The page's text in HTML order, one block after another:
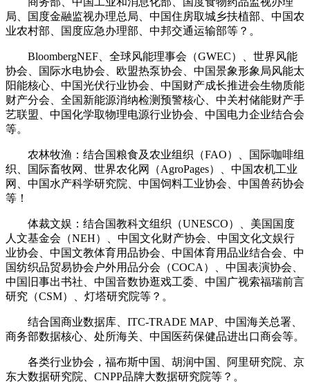
局、国度金融监视办理总局、中国住房取城乡扶植部、中国农
业农村部、国度应急办理部、中邦交通运输部等？。
BloombergNEF、全球风能理事会（GWEC）、世界风能
协会、国际水电协会、欧盟热泵协会、中国景象形象局风能太
阳能核心、中国光伏行业协会、中国财产成长推进会生物质能
财产分会、全国新能源消纳检测预警核心、中关村储能财产手
艺联盟、中国化学取物理电源行业协会、中国电力企业结合会
等。
农林牧渔：结合国粮食及农业组织（FAO）、国际咖啡组
织、国际畜牧网、世界农化网（AgroPages）、中国农机工业
网、中国水产科学研究院、中国饲料工业协会、中国兽药协会
等！
体裁文娱：结合国教科文组织（UNESCO）、美国国度
人文基金会（NEH）、中国文化财产协会、中国文化文娱行
业协会、中国文教体育用品协会、中国体育用品业结合会、中
国纺织品贸易协会户外用品分会（COCA）、中国表演协会、
中国旧事出书社、中国音数协逛戏工委、中国广视索福瑞前言
研究（CSM）、灯塔研究院等？。
结合国商业数据库、ITC-TRADE MAP、中国海关总署、
商务部数据核心、处所海关、中国医药保健品进出口商会等。
各类行业协会，福布斯中国、胡润中国、阿里研究院、京
东大数据研究院、CNPP品牌大数据研究院等？。